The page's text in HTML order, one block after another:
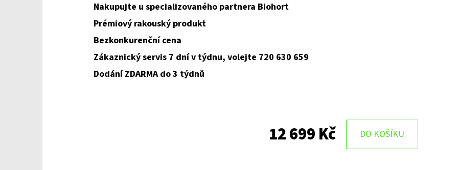
Nakupujte u specializovaného partnera Biohort
Prémiový rakouský produkt
Bezkonkurenční cena
Zákaznický servis 7 dní v týdnu, volejte 720 630 659
Dodání ZDARMA do 3 týdnů
12 699 Kč DO KOŠÍKU